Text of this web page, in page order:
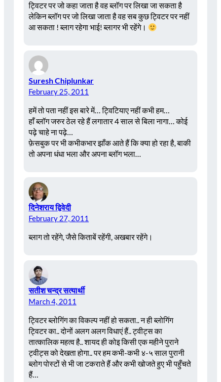
ट्विटर पर जो कहा जाता है वह ब्लॉग पर लिखा जा सकता है
लेकिन ब्लॉग पर जो लिखा जाता है वह सब कुछ ट्विटर पर नहीं
आ सकता ! ब्लाग रहेगा भाई! ब्लागर भी रहेंगे।
Suresh Chiplunkar
February 25, 2011
हमें तो पता नहीं इस बारे में… ट्विटियाए नहीं कभी हम…
हाँ ब्लॉग जरुर ठेल रहे हैं लगातार 4 साल से बिला नागा… कोई
पढ़े चाहे ना पढ़े…
फ़ेसबुक पर भी कभीकभार झाँक आते हैं कि क्या हो रहा है, बाकी
तो अपना धंधा भला और अपना ब्लॉग भला…
दिनेशराय द्विवेदी
February 27, 2011
ब्लाग तो रहेंगे, जैसे किताबें रहेंगी, अखबार रहेंगे।
सतीश चन्द्र सत्यार्थी
March 4, 2011
ट्विटर ब्लोगिंग का विकल्प नहीं हो सकता.. न ही ब्लोगिंग
ट्विटर का.. दोनों अलग अलग विधाएं हैं.. ट्वीट्स का
तात्कालिक महत्व है.. शायद ही कोइ किसी एक महीने पुराने
ट्वीट्स को देखता होगा.. पर हम कभी-कभी ४-५ साल पुरानी
ब्लोग पोस्टों से भी जा टकराते हैं और कभी खोजते हुए भी पहुँचते
हैं…